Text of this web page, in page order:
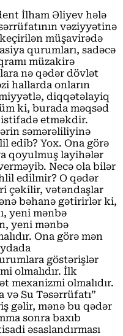
İlham Əliyev hələ
vəziyyətinə
müşavirədə
qurumları, sadəcə
müzakirə
nə qədər dövlət
hallarda onların
diqqətəlayiq
ki, burada məqsəd
etməkdir.
səmərəliliyinə
edib? Yox. Ona görə
qoyulmuş layihələr
Necə ola bilər
edilmir? O qədər
çəkilir, vətəndaşlar
bəhanə gətirirlər ki,
yeni mənbə
yeni mənbə
Ona görə mən
göstərişlər
olmalıdır. İlk
mexanizmi olmalıdır.
və Su Təsərrüfatı”
gəlir, mənə bu qədər
sonra baxıb
əsaslandırması